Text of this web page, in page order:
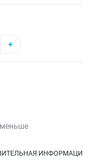
+
ИНФОРМАЦИЯ